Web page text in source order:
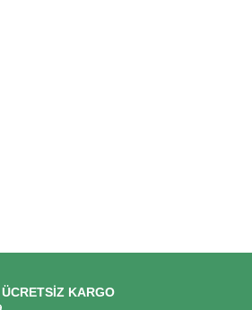
ÜCRETSİZ KARGO